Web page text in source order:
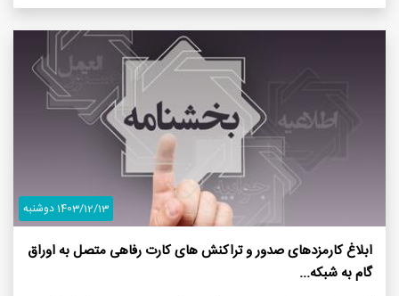
1403/12/13 دوشنبه
ابلاغ کارمزدهای صدور و تراکنش های کارت رفاهی متصل به اوراق
گام به شبکه...